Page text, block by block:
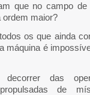
que no campo
ordem maior?
os que ainda
máquina é
decorrer das
de